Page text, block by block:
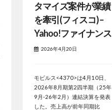
タマイズ案件が業績
を牽引(フィスコ) –
Yahoo!ファイナンス
2026年4月20日
モビルス<4370>は4月10日、
2026年8月期第2四半期（25年
9月-26年2月）連結決算を発表
した。売上高が前年同期比